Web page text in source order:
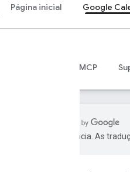
Página inicial Google
Servidor MCP
preferência. As